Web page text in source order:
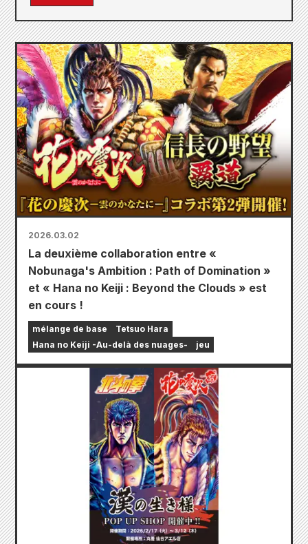
2026.03.02
La deuxième collaboration entre «
Nobunaga's Ambition : Path of Domination »
et « Hana no Keiji : Beyond the Clouds » est
en cours !
mélange de base
Tetsuo Hara
Hana no Keiji -Au-delà des nuages-
jeu